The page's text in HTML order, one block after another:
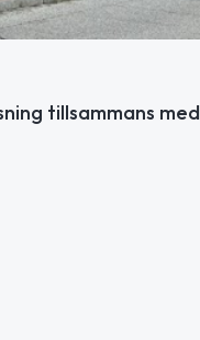
tillsammans med